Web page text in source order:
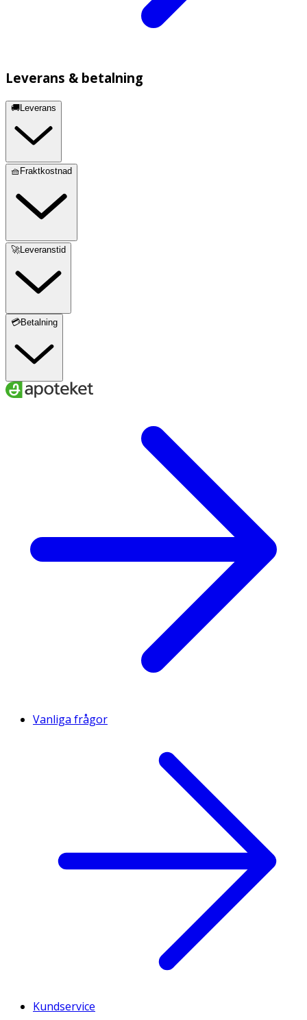
Leverans & betalning
🚚Leverans
🧺Fraktkostnad
🚀Leveranstid
💳Betalning
Vanliga frågor
Kundservice